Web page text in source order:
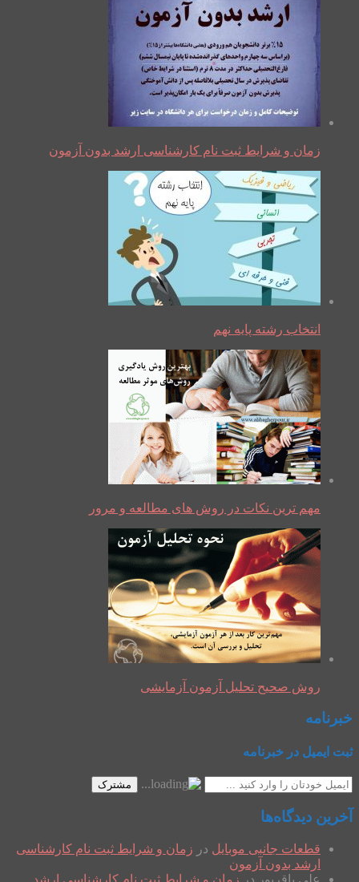
زمان و شرایط ثبت نام کارشناسی ارشد بدون آزمون
انتخاب رشته پایه نهم
مهم ترین نکات در روش های مطالعه و مرور
روش صحیح تحلیل آزمون آزمایشی
خبرنامه
ثبت ایمیل در خبرنامه
مشترک
آخرین دیدگاه‌ها
قطعات جانبی موبایل در زمان و شرایط ثبت نام کارشناسی
ارشد بدون آزمون
علی باقرپور در زمان و شرایط ثبت نام کارشناسی ارشد